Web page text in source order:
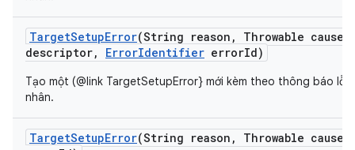
TargetSetupError(String reason , Throwable cause
descriptor, ErrorIdentifier errorId)
Tạo một (@link TargetSetupError} mới kèm theo thông báo lỗi
nhân.
TargetSetupError(String reason , Throwable cause